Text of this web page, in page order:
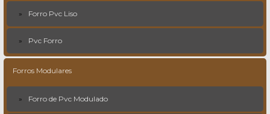
Forro Pvc Liso
Pvc Forro
Forros Modulares
Forro de Pvc Modulado